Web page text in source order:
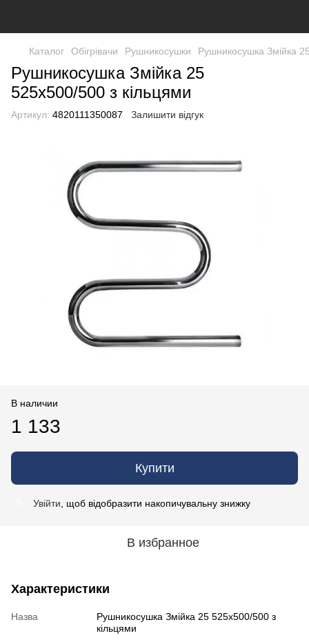
Каталог Обігрівачи Рушникосушки Рушникосушка Змійка
Рушникосушка Змійка 25
525х500/500 з кільцями
Артикул: 4820111350087 Залишити відгук
В наличии
1 133
Купити
Увійти , щоб відобразити накопичувальну знижку
В избранное
Характеристики
Назва
Рушникосушка Змійка 25 525х500/500 з
кільцями